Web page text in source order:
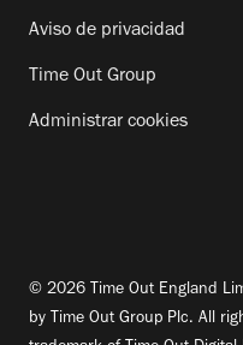
Aviso de privacidad
Time Out Group
Administrar cookies
© 2026 Time Out England
by Time Out Group Plc. All